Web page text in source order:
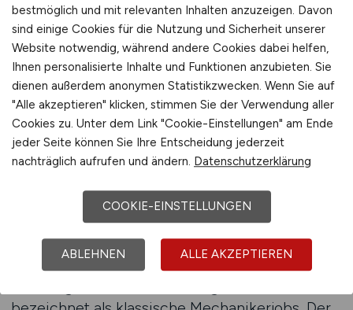
Jobs sind oft sehr spezifisch, sowohl inhaltlich
als auch hinsichtlich der
Qualifikationsanforderungen. Ein strukturierter
Jobfinder hilft dabei, genau diese
Spezialisierungen abzubilden und relevante
Angebote sichtbar zu machen. Dadurch lassen
sich unnötige Suchanfragen vermeiden und die
Jobsuche deutlich beschleunigen.
Gerade für Fachkräfte, die im Bildungsumfeld
tätig werden möchten, ist eine präzise Suche
entscheidend. Ausbildungsstellen,
Schulungspositionen oder technische
bestmöglich und mit relevanten Inhalten anzuzeigen. Davon
sind einige Cookies für die Nutzung und Sicherheit unserer
Website notwendig, während andere Cookies dabei helfen,
Ihnen personalisierte Inhalte und Funktionen anzubieten. Sie
dienen außerdem anonymen Statistikzwecken. Wenn Sie auf
"Alle akzeptieren" klicken, stimmen Sie der Verwendung aller
Cookies zu. Unter dem Link "Cookie-Einstellungen" am Ende
jeder Seite können Sie Ihre Entscheidung jederzeit
nachträglich aufrufen und ändern. Datenschutzerklärung
COOKIE-EINSTELLUNGEN
ABLEHNEN ALLE AKZEPTIEREN